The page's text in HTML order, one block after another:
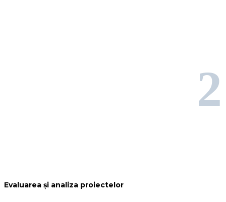
2
Evaluarea și analiza proiectelor